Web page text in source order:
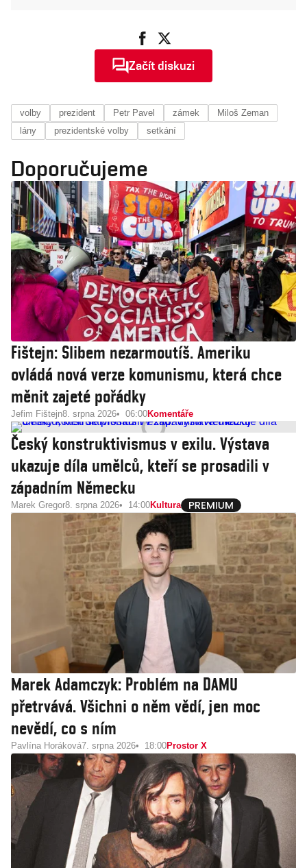
Začít diskuzi
volby prezident Petr Pavel zámek
Miloš Zeman
lány
prezidentské volby setkání
Doporučujeme
Fištejn: Slibem nezarmoutíš. Ameriku
ovládá nová verze komunismu, která chce
měnit zajeté pořádky
Jefim Fištejn8. srpna 2026 06:00Komentáře
Český konstruktivismus v exilu. Výstava
ukazuje díla umělců, kteří se prosadili v
západním Německu
Marek Gregor8. srpna 2026 14:00Kultura
Marek Adamczyk: Problém na DAMU
přetrvává. Všichni o něm vědí, jen moc
nevědí, co s ním
Pavlína Horáková7. srpna 2026 18:00Prostor X